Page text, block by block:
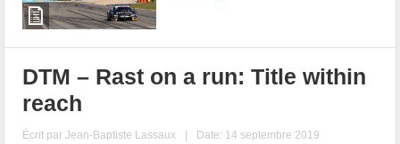
DTM – Rast on a run: Title within
reach
Écrit parJean-Baptiste Lassaux | Date: 14 septembre 2019